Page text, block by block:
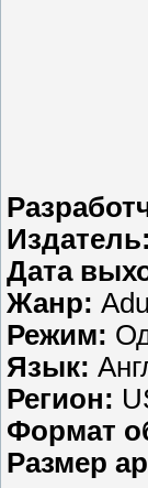
Издатель:
Дата
Жанр:
Режим:
Язык:
Регион:
Формат
Размер